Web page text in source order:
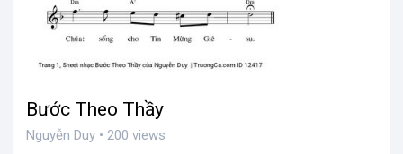
Bước Theo Thầy
Nguyễn Duy • 200 views